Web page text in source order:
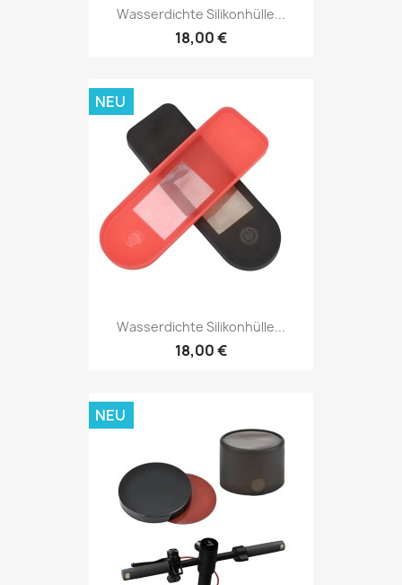
Wasserdichte Silikonhülle...
18,00 €
Wasserdichte Silikonhülle...
18,00 €
NEU
NEU